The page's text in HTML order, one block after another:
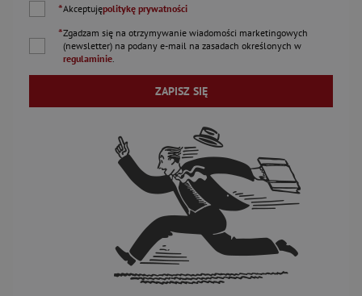
*Akceptujępolitykę prywatności
*Zgadzam się na otrzymywanie wiadomości marketingowych
(newsletter) na podany e-mail na zasadach określonych w
regulaminie.
ZAPISZ SIĘ